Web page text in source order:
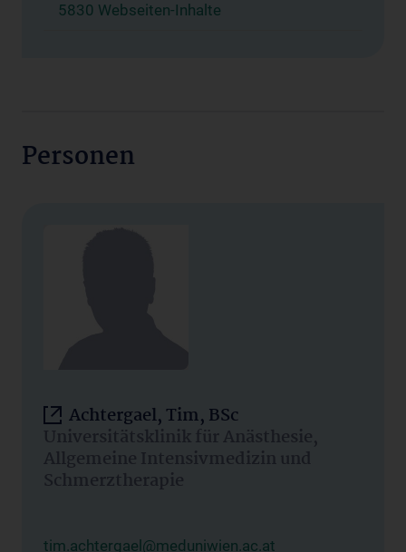
5830 Webseiten-Inhalte
Personen
Achtergael, Tim, BSc
Universitätsklinik für Anästhesie,
Allgemeine Intensivmedizin und
Schmerztherapie
tim.achtergael@meduniwien.ac.at